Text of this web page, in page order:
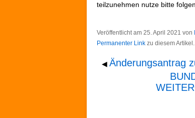
teilzunehmen nutze bitte
Veröffentlicht am 25. April 2021 von
Permanenter Link zu diesem Artikel.
◀ Änderungsantrag